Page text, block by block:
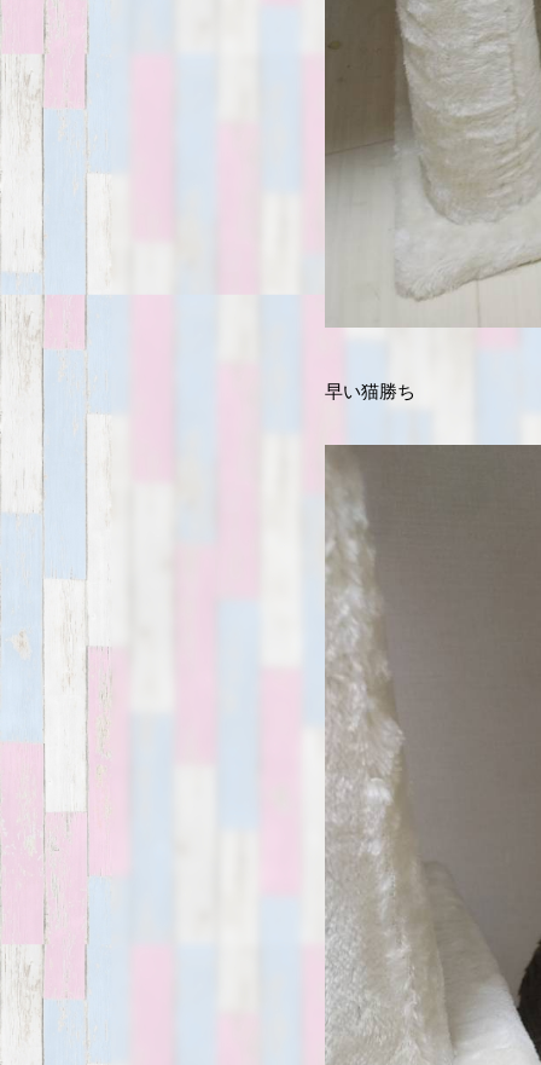
早い猫勝ち